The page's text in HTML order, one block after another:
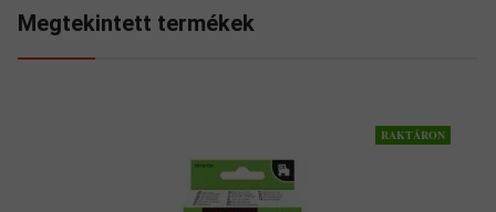
Megtekintett termékek
RAKTÁRON